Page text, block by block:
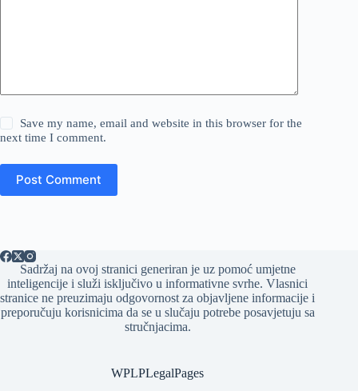
Save my name, email and website in this browser for the
next time I comment.
Post Comment
Sadržaj na ovoj stranici generiran je uz pomoć umjetne
inteligencije i služi isključivo u informativne svrhe. Vlasnici
stranice ne preuzimaju odgovornost za objavljene informacije i
preporučuju korisnicima da se u slučaju potrebe posavjetuju sa
stručnjacima.
WPLPLegalPages